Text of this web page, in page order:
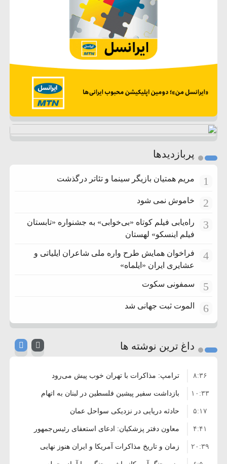
پربازدیدها
1 مریم همتیان بازیگر سینما و تئاتر درگذشت
2 خاموش نمی شود
3
راه‌یابی فیلم کوتاه «بی‌خوابی» به جشنواره «تابستان
فیلم اینسکو» لهستان
4
فراخوان همایش طرح واره ملی شاعران ایلیاتی و
عشایری ایران «ایلماه»
5 سمفونی سکوت
6 الموت ثبت جهانی شد
داغ ترین نوشته ها
ترامپ: مذاکرات با تهران خوب پیش می‌رود ۸:۳۶
بازداشت سفیر پیشین فلسطین در لبنان به اتهام
فساد و اختلاس اموال
۱۰:۳۳
حادثه دریایی در نزدیکی سواحل عمان ۵:۱۷
معاون دفتر پزشکیان: ادعای استعفای رئیس‌جمهور
واهی و کذب محض است
۴:۴۱
زمان و تاریخ مذاکرات آمریکا و ایران هنوز نهایی ۲۰:۳۹